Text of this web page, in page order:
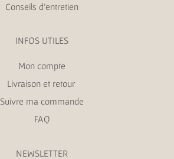
Conseils d’entretien
INFOS UTILES
Mon compte
Livraison et retour
Suivre ma commande
FAQ
NEWSLETTER